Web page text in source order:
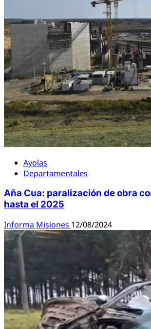
Ayolas
Departamentales
Aña Cua: paralización de obra
hasta el 2025
Informa Misiones 12/08/2024